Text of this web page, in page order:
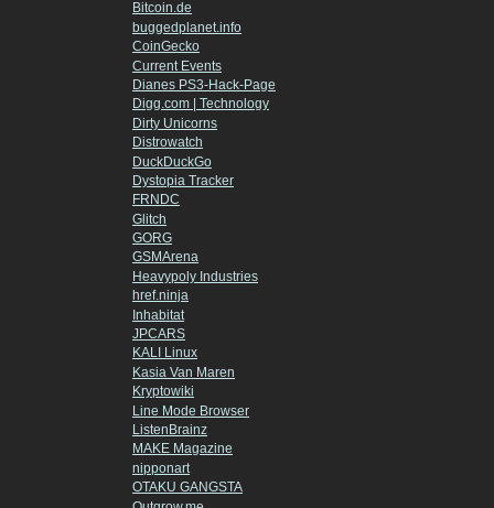
Bitcoin.de
buggedplanet.info
CoinGecko
Current Events
Dianes PS3-Hack-Page
Digg.com | Technology
Dirty Unicorns
Distrowatch
DuckDuckGo
Dystopia Tracker
FRNDC
Glitch
GORG
GSMArena
Heavypoly Industries
href.ninja
Inhabitat
JPCARS
KALI Linux
Kasia Van Maren
Kryptowiki
Line Mode Browser
ListenBrainz
MAKE Magazine
nipponart
OTAKU GANGSTA